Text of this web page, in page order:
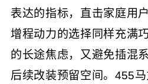
表达的指标，直击家庭用
增程动力的选择同样充满
的长途焦虑，又避免插混
后续改装预留空间。455